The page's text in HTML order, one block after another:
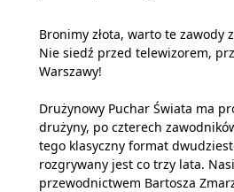
Bronimy złota, warto te zawody
Nie siedź przed telewizorem,
Warszawy!
Drużynowy Puchar Świata ma
drużyny, po czterech
tego klasyczny format
rozgrywany jest co trzy lata.
przewodnictwem Bartosza